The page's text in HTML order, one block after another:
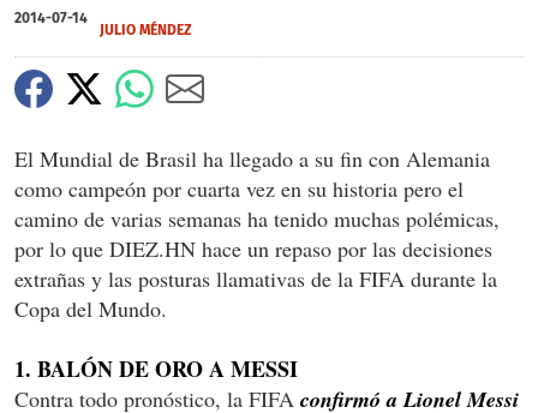
2014-07-14
JULIO MÉNDEZ
El Mundial de Brasil ha llegado a su fin con Alemania
como campeón por cuarta vez en su historia pero el
camino de varias semanas ha tenido muchas polémicas,
por lo que DIEZ.HN hace un repaso por las decisiones
extrañas y las posturas llamativas de la FIFA durante la
Copa del Mundo.
1. BALÓN DE ORO A MESSI
Contra todo pronóstico, la FIFA confirmó a Lionel Messi